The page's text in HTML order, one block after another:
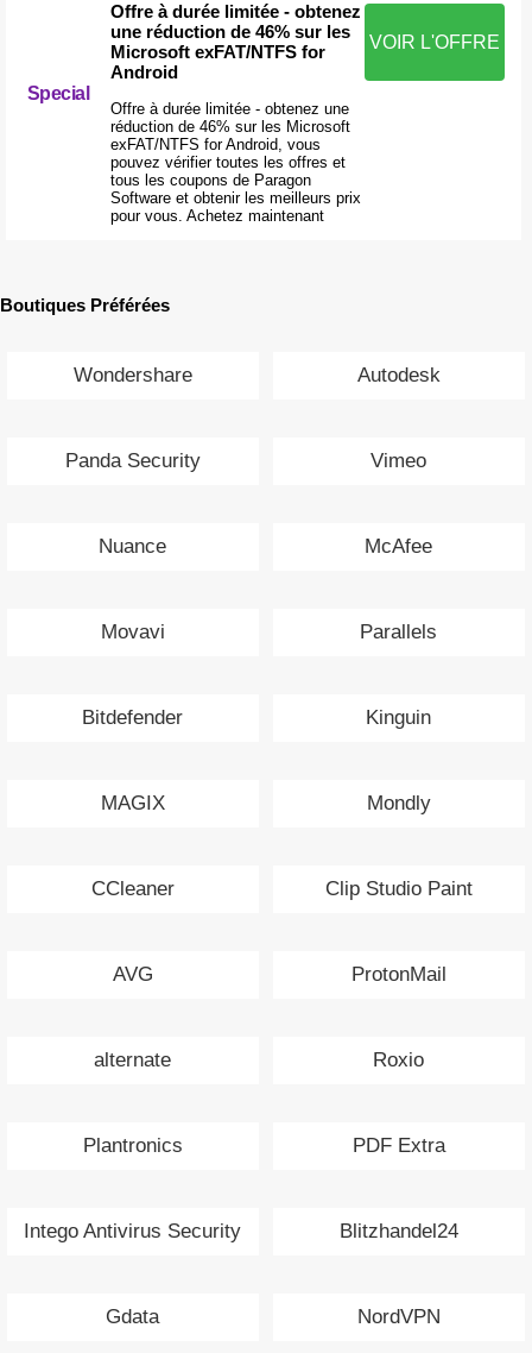
Special
Offre à durée limitée - obtenez
une réduction de 46% sur les
Microsoft exFAT/NTFS for
Android
Offre à durée limitée - obtenez une
réduction de 46% sur les Microsoft
exFAT/NTFS for Android, vous
pouvez vérifier toutes les offres et
tous les coupons de Paragon
Software et obtenir les meilleurs prix
pour vous. Achetez maintenant
VOIR L'OFFRE
Boutiques Préférées
Wondershare Autodesk
Panda Security Vimeo
Nuance McAfee
Movavi Parallels
Bitdefender Kinguin
MAGIX Mondly
CCleaner Clip Studio Paint
AVG ProtonMail
alternate Roxio
Plantronics PDF Extra
Intego Antivirus Security Blitzhandel24
Gdata NordVPN